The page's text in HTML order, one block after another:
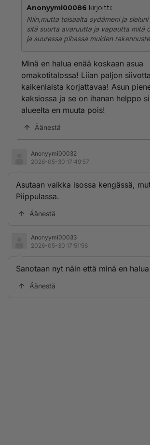
Anonyymi00086 kirjoitti:
Niin,mutta toisaalta sydämeni ja
sitä suurta avaruutta ja vapautta mitä
ja suuressa pihassa muiden
Minä en halua enää koskaan asua
omakotitalossa! Liian paljon
kaikenlaista korjattavaa! Asun
kaksiossa ja se on ihanan helppo
alueelta en muuta pois!
Äänestä
Anonyymi00032
2026-05-30 17:49:57
Asutaan vaikka isossa kengässä,
Piippulassa.
Äänestä
Anonyymi00033
2026-05-30 17:51:56
Sanotaan nyt näin että minä en
Äänestä